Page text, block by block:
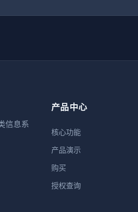
信息系
产品中心
核心功能
产品演示
购买
授权查询